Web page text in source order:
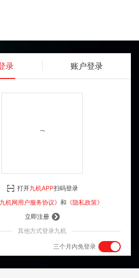
录 账户登录
登 录
立即注册
其他方式登录九机
三个月内免登录
打开九机APP扫码登录
九机网用户服务协议》 和 《隐私政策》